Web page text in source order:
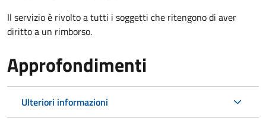
Il servizio è rivolto a tutti i soggetti che ritengono di aver
diritto a un rimborso.
Approfondimenti
Ulteriori informazioni